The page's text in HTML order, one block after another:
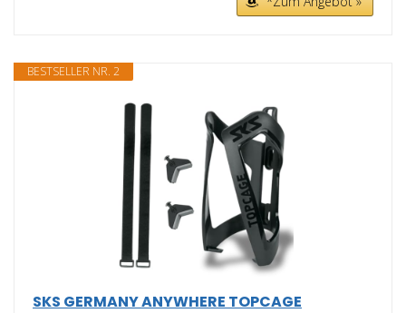
BESTSELLER NR. 2
SKS GERMANY ANYWHERE TOPCAGE